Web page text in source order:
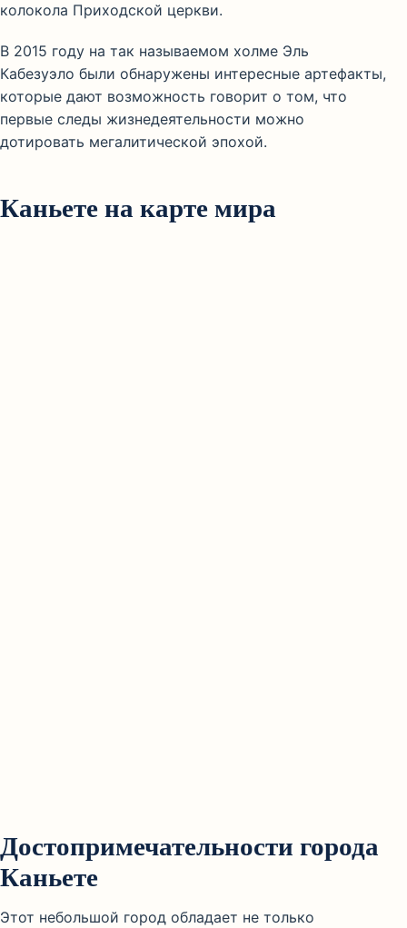
колокола Приходской церкви.
В 2015 году на так называемом холме Эль
Кабезуэло были обнаружены интересные артефакты,
которые дают возможность говорит о том, что
первые следы жизнедеятельности можно
дотировать мегалитической эпохой.
Каньете на карте мира
Достопримечательности города
Каньете
Этот небольшой город обладает не только